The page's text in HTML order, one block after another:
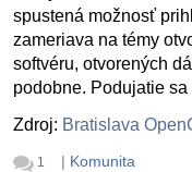
spustená možnosť
zameriava na témy
softvéru, otvorených
podobne. Podujatie
Zdroj: Bratislava
1 | Komunita